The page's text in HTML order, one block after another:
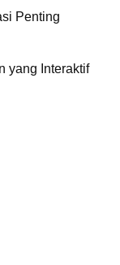
Penting
yang Interaktif